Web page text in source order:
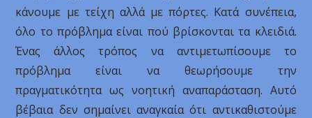
κάνουμε με τείχη αλλά με πόρτες. Κατά συνέπεια,
όλο το πρόβλημα είναι πού βρίσκονται τα κλειδιά.
Ένας άλλος τρόπος να αντιμετωπίσουμε το
πρόβλημα είναι να θεωρήσουμε την
πραγματικότητα ως νοητική αναπαράσταση. Αυτό
βέβαια δεν σημαίνει αναγκαία ότι αντικαθιστούμε